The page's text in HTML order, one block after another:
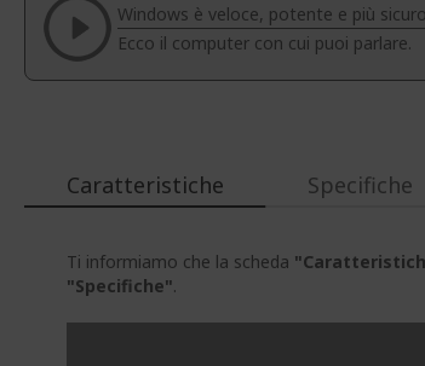
immagini
Windows è veloce, potente e più
Ecco il computer con cui puoi parlare.
Caratteristiche
Ti informiamo che la scheda
"Specifiche".
Specifiche